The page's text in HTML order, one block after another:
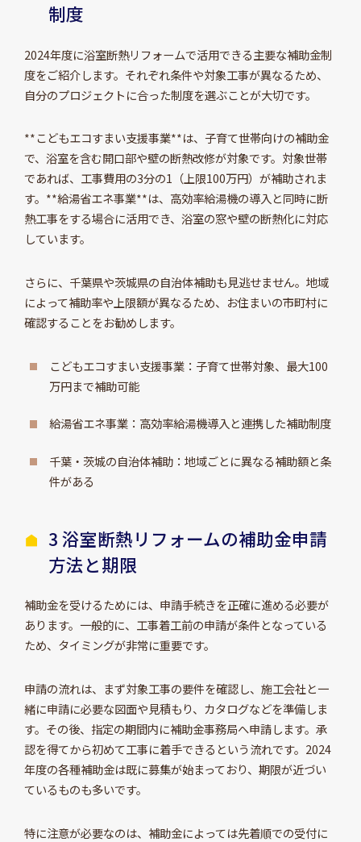
制度
2024年度に浴室断熱リフォームで活用できる主要な補助金制
度をご紹介します。それぞれ条件や対象工事が異なるため、
自分のプロジェクトに合った制度を選ぶことが大切です。
**こどもエコすまい支援事業**は、子育て世帯向けの補助金
で、浴室を含む開口部や壁の断熱改修が対象です。対象世帯
であれば、工事費用の3分の1（上限100万円）が補助されま
す。**給湯省エネ事業**は、高効率給湯機の導入と同時に断
熱工事をする場合に活用でき、浴室の窓や壁の断熱化に対応
しています。
さらに、千葉県や茨城県の自治体補助も見逃せません。地域
によって補助率や上限額が異なるため、お住まいの市町村に
確認することをお勧めします。
こどもエコすまい支援事業：子育て世帯対象、最大100
万円まで補助可能
給湯省エネ事業：高効率給湯機導入と連携した補助制度
千葉・茨城の自治体補助：地域ごとに異なる補助額と条
件がある
3 浴室断熱リフォームの補助金申請
方法と期限
補助金を受けるためには、申請手続きを正確に進める必要が
あります。一般的に、工事着工前の申請が条件となっている
ため、タイミングが非常に重要です。
申請の流れは、まず対象工事の要件を確認し、施工会社と一
緒に申請に必要な図面や見積もり、カタログなどを準備しま
す。その後、指定の期間内に補助金事務局へ申請します。承
認を得てから初めて工事に着手できるという流れです。2024
年度の各種補助金は既に募集が始まっており、期限が近づい
ているものも多いです。
特に注意が必要なのは、補助金によっては先着順での受付に